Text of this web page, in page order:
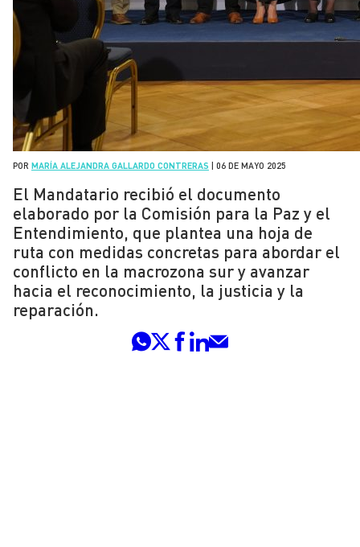
POR MARÍA ALEJANDRA GALLARDO CONTRERAS 06 DE MAYO 2025
El Mandatario recibió el documento
elaborado por la Comisión para la Paz y el
Entendimiento, que plantea una hoja de
ruta con medidas concretas para abordar el
conflicto en la macrozona sur y avanzar
hacia el reconocimiento, la justicia y la
reparación.